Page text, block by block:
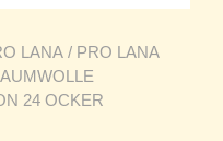
LANA / PRO LANA
24 OCKER